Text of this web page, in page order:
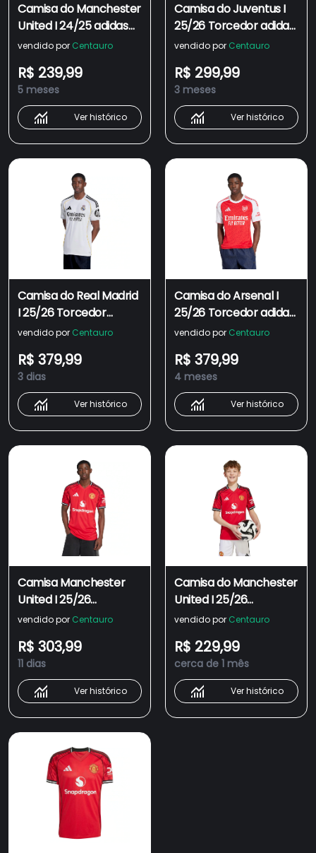
Camisa do Manchester
United I 24/25 adidas
Infantil Torcedor
vendido por Centauro
R$ 239,99
5 meses
Ver histórico
Camisa do Juventus I
25/26 Torcedor adidas
Masculina
vendido por Centauro
R$ 299,99
3 meses
Ver histórico
Camisa do Real Madrid
I 25/26 Torcedor
adidas Masculina
vendido por Centauro
R$ 379,99
3 dias
Ver histórico
Camisa do Arsenal I
25/26 Torcedor adidas
Masculina
vendido por Centauro
R$ 379,99
4 meses
Ver histórico
Camisa Manchester
United I 25/26
Masculina Adidas
vendido por Centauro
R$ 303,99
11 dias
Ver histórico
Camisa do Manchester
United I 25/26
Torcedor adidas
vendido por Centauro
R$ 229,99
cerca de 1 mês
Ver histórico